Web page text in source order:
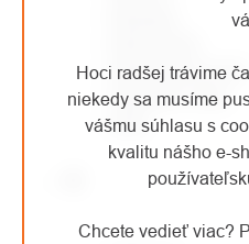
Hoci radšej trávime
niekedy sa musíme
vášmu súhlasu s
kvalitu nášho e-
Chcete vedieť viac?
MORAVIA
Mountain Paws
MSR